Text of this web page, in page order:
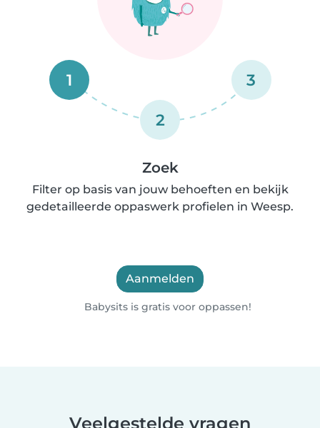
1
2
3
Zoek
Filter op basis van jouw behoeften en bekijk
gedetailleerde oppaswerk profielen in Weesp.
Aanmelden
Babysits is gratis voor oppassen!
Veelgestelde vragen